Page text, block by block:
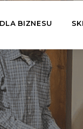
Dnia
przekazanego przez
DLA BIZNESU